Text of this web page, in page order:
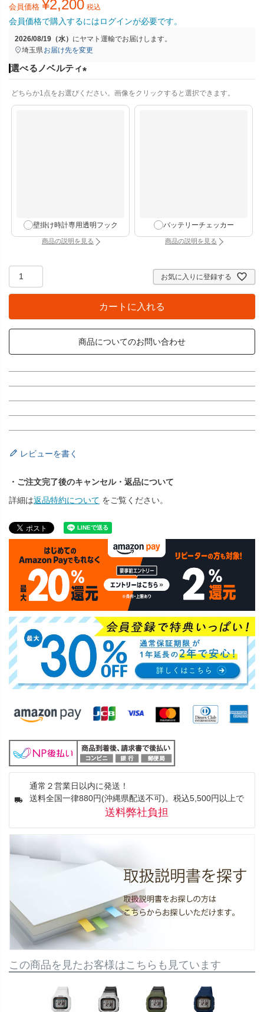
会員価格 ¥2,200 税込
会員価格で購入するにはログインが必要です。
2026/08/19（水） にヤマト運輸でお届けします。
埼玉県お届け先を変更
選べるノベルティ
必
どちらか1点をお選びください。画像をクリックすると選択できます。
壁掛け時計専用透明フック
商品の説明を見る：壁掛け時計専用透明フック（別タブで開きます）
バッテリーチェッカー
商品の説明を見る：バッテリーチェッカ
お気に入りに登録する
カートに入れる
商品についてのお問い合わせ
レビューを書く
・ご注文完了後のキャンセル・返品について
詳細は返品特約について をご覧ください。
通常２営業日以内に発送！
送料全国一律880円(沖縄県配送不可)。税込5,500円以上で
送料弊社負担
この商品を見たお客様はこちらも見ています